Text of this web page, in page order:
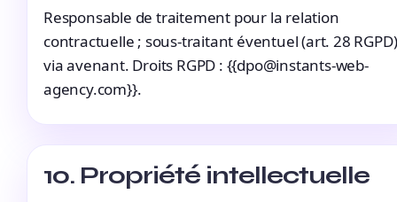
Responsable de traitement pour la relation
contractuelle ; sous-traitant éventuel (art. 28 RGPD)
via avenant. Droits RGPD : {{dpo@instants-web-
agency.com}}.
10. Propriété intellectuelle